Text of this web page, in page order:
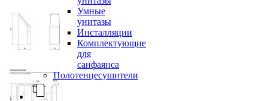
Умные
унитазы
Инсталляции
Комплектующие
для
санфаянса
Полотенцесушители